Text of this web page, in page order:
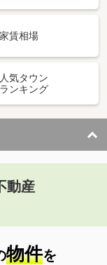
家賃相場
人気タウン
ランキング
動産
物件を